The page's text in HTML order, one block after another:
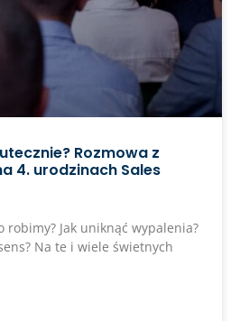
Rozmowa z
4. urodzinach Sales
robimy? Jak uniknąć wypalenia?
Na te i wiele świetnych